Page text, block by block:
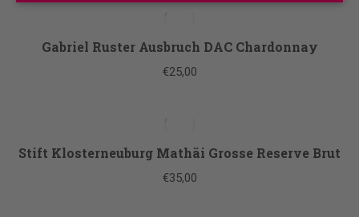
Gabriel Ruster Ausbruch DAC Chardonnay
€25,00
Stift Klosterneuburg Mathäi Grosse Reserve Brut
€35,00